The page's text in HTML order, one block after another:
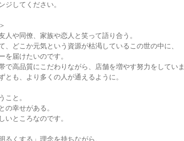
ジしてください。
人や同僚、家族や恋人と笑って語り合う。
、どこか元気という資源が枯渇しているこの世の中に、
を届けたいのです。
で高品質にこだわりながら、店舗を増やす努力をしてい
とも、より多くの人が通えるように。
こと。
の幸せがある。
いところなのです。
るくする」理念を持ちながら、